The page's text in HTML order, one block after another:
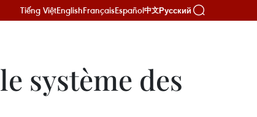
Tiếng ViệtEnglishFrançaisEspañol中文Русский
système des